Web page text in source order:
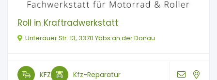
Roll in Kraftradwerkstatt
Unterauer Str. 13, 3370 Ybbs an der Donau
KFZ Kfz-Reparatur